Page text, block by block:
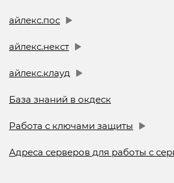
айлекс.пос
айлекс.некст
айлекс.клауд
База знаний в окдеск
Работа с ключами защиты
Адреса серверов для работы с